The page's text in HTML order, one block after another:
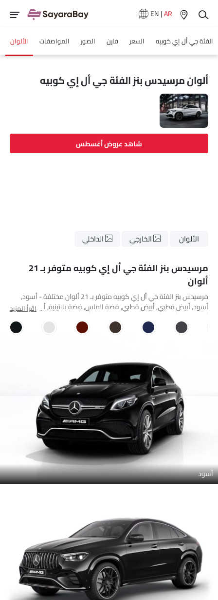
EN|AR
الفئة جي أل إي كوبيه السعر قارن الصور المواصفات الألوان
ألوان مرسيدس بنز الفئة جي أل إي كوبيه
شاهد عروض أغسطس
الألوان الخارجي الداخلي
مرسيدس بنز الفئة جي أل إي كوبيه متوفر بـ 21
ألوان
مرسيدس بنز الفئة جي أل إي كوبيه متوفر بـ 21 ألوان مختلفة - أسود,
أسود, أبيض قطبي, أبيض قطبي, فضة الماس, فضة بلاتينية, أسود
أوبسيديان, أسود أوبسيديان, رمادي تنوريت, أزرق كافنسيت, بني سترين,
أحمر هياسينث تصميمو معدني, أبيض لؤلؤي ماسي مشرق معدني, أخضر
زمرد, فضة إيريديوم, هاي تك سيلفر, مانوفاكتر ألباين جراي, سيلينيت جراي,
اقرأ المزيد
أسود